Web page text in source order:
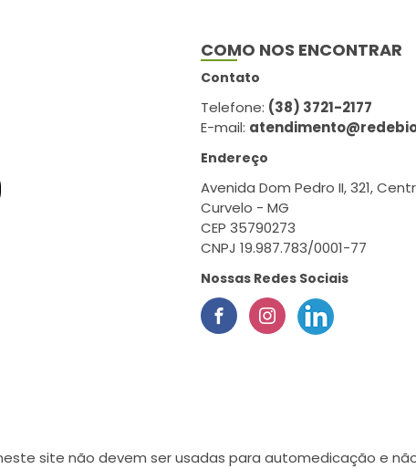
COMO NOS ENCONTRAR
Contato
Telefone: (38) 3721-2177
E-mail:
Endereço
Avenida Dom Pedro II, 321,
Curvelo - MG
CEP 35790273
CNPJ 19.987.783/0001-77
Nossas Redes Sociais
site não devem ser usadas para automedicação e